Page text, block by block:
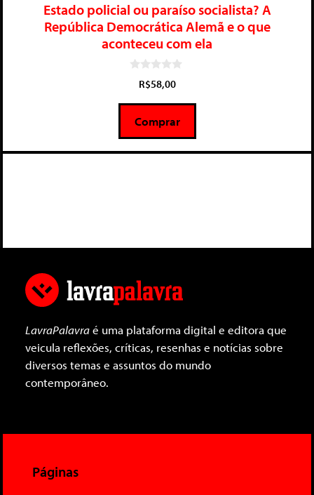
Estado policial ou paraíso socialista? A
República Democrática Alemã e o que
aconteceu com ela
5
R$58,00
Comprar
LavraPalavraé uma plataforma digital e editora que
veicula reflexões, críticas, resenhas e notícias sobre
diversos temas e assuntos do mundo
contemporâneo.
Páginas